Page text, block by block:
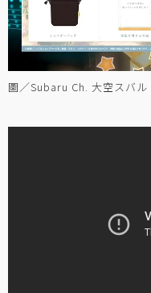
圖／Subaru Ch. 大空スバル